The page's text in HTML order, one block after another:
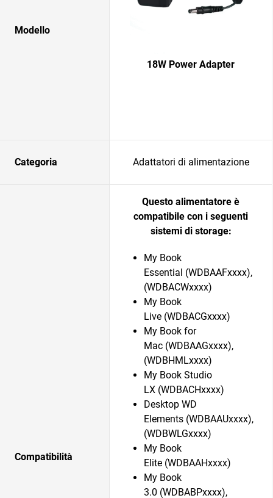
Modello
18W Power Adapter
Categoria Adattatori di alimentazione
Compatibilità
Questo alimentatore è
compatibile con i seguenti
sistemi di storage:
My Book
Essential (WDBAAFxxxx),
(WDBACWxxxx)
My Book
Live (WDBACGxxxx)
My Book for
Mac (WDBAAGxxxx),
(WDBHMLxxxx)
My Book Studio
LX (WDBACHxxxx)
Desktop WD
Elements (WDBAAUxxxx),
(WDBWLGxxxx)
My Book
Elite (WDBAAHxxxx)
My Book
3.0 (WDBABPxxxx),